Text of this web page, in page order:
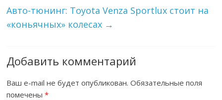
Авто-тюнинг: Toyota Venza Sportlux стоит на
«коньячных» колесах →
Добавить комментарий
Ваш e-mail не будет опубликован. Обязательные поля
помечены*